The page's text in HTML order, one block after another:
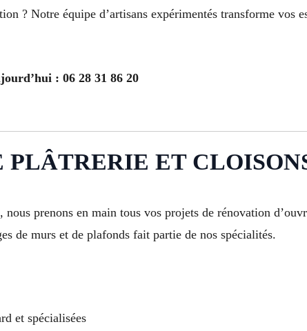
? Notre équipe d’artisans expérimentés transforme vos
: 06 28 31 86 20
PLÂTRERIE ET
prenons en main tous vos projets de rénovation
de murs et de plafonds fait partie de nos spécialités.
et spécialisées